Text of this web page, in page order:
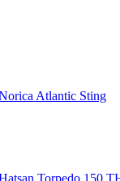
Atlantic Sting
Torpedo 150